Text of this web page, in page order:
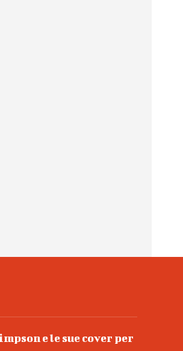
e le sue cover per